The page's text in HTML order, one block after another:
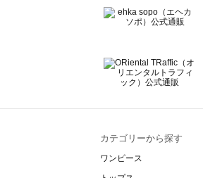
カテゴリーから探す
ワンピース